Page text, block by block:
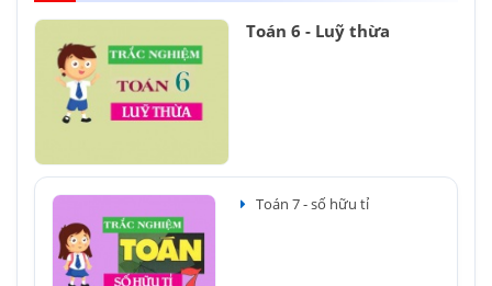
Toán 6 - Luỹ thừa
Toán 7 - số hữu tỉ